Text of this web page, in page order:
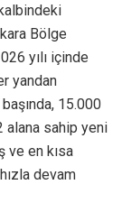
Bölge
yılı içinde
yandan
15.000
alana sahip yeni
ve en kısa
devam